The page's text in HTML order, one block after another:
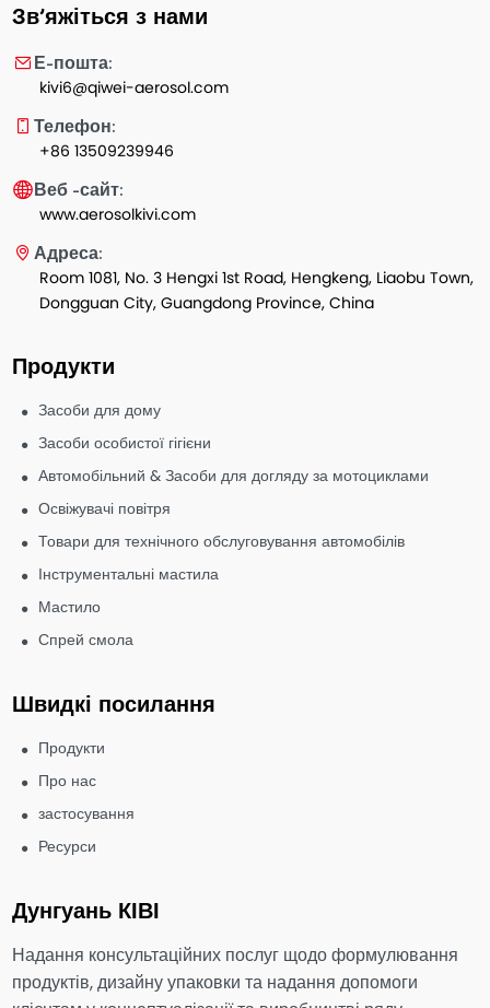
Зв’яжіться з нами
Е-пошта:
kivi6@qiwei-aerosol.com
Телефон:
+86 13509239946
Веб -сайт:
www.aerosolkivi.com
Адреса:
Room 1081, No. 3 Hengxi 1st Road, Hengkeng, Liaobu Town,
Dongguan City, Guangdong Province, China
Продукти
Засоби для дому
Засоби особистої гігієни
Автомобільний & Засоби для догляду за мотоциклами
Освіжувачі повітря
Товари для технічного обслуговування автомобілів
Інструментальні мастила
Мастило
Спрей смола
Швидкі посилання
Продукти
Про нас
застосування
Ресурси
Дунгуань КІВІ
Надання консультаційних послуг щодо формулювання
продуктів, дизайну упаковки та надання допомоги